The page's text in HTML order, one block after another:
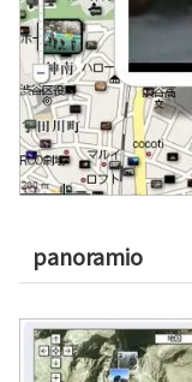
panoramio